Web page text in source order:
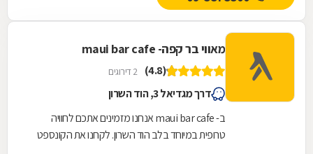
מאווי בר קפה- maui bar cafe
(4.8) 2 דירוגים
דרך מגדיאל 3, הוד השרון
ב- maui bar cafe אנחנו מזמינים אתכם לחוויה
טרופית במיוחד בלב הוד השרון. לקחנו את הקונספט